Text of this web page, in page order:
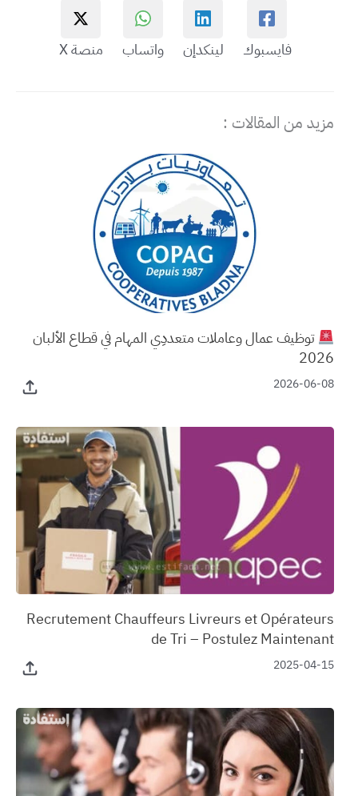
فايسبوك لينكدإن واتساب منصة X
مزيد من المقالات :
توظيف عمال وعاملات متعددِي المهام في قطاع الألبان
2026
2026-06-08
‏Recrutement Chauffeurs Livreurs et Opérateurs
de Tri – Postulez Maintenant
2025-04-15